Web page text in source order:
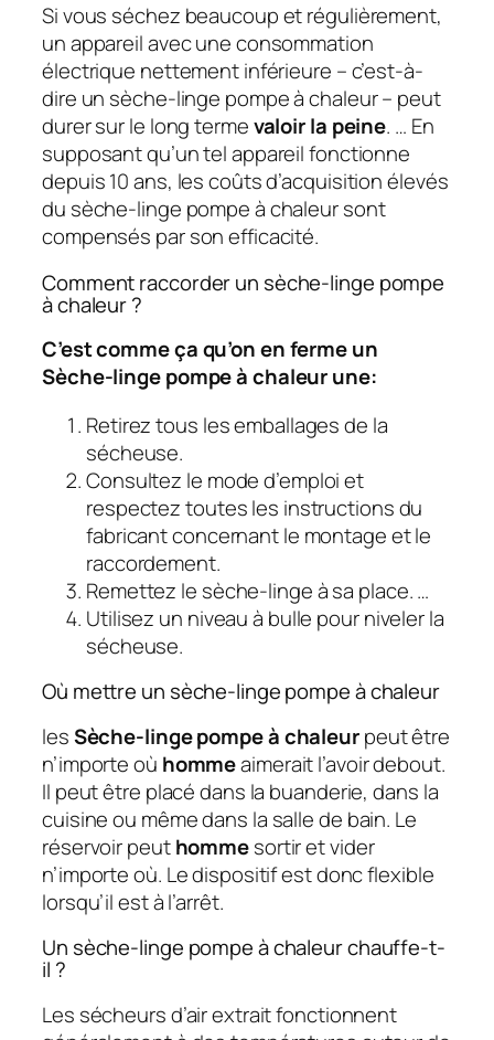
Si vous séchez beaucoup et régulièrement,
un appareil avec une consommation
électrique nettement inférieure – c’est-à-
dire un sèche-linge pompe à chaleur – peut
durer sur le long termevaloir la peine. … En
supposant qu’un tel appareil fonctionne
depuis 10 ans, les coûts d’acquisition élevés
du sèche-linge pompe à chaleur sont
compensés par son efficacité.
Comment raccorder un sèche-linge pompe
à chaleur ?
C’est comme ça qu’on en ferme un
Sèche-linge pompe à chaleurune:
Retirez tous les emballages de la
sécheuse.
Consultez le mode d’emploi et
respectez toutes les instructions du
fabricant concernant le montage et le
raccordement.
Remettez le sèche-linge à sa place. …
Utilisez un niveau à bulle pour niveler la
sécheuse.
Où mettre un sèche-linge pompe à chaleur
lesSèche-linge pompe à chaleurpeut être
n’importe où hommeaimerait l’avoir debout.
Il peut être placé dans la buanderie, dans la
cuisine ou même dans la salle de bain. Le
réservoir peuthommesortir et vider
n’importe où. Le dispositif est donc flexible
lorsqu’il est à l’arrêt.
Un sèche-linge pompe à chaleur chauffe-t-
il ?
Les sécheurs d’air extrait fonctionnent